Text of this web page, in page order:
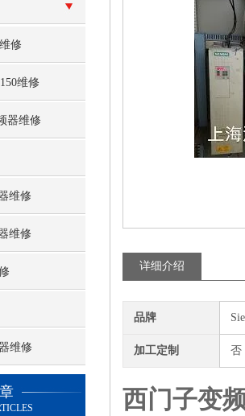
修
维修
器维修
维修
维修
维修
详细介绍
品牌
加工定制 否
西门子变